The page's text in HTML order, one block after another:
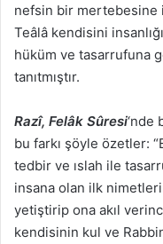
nefsin bir mertebesine
Teâlâ kendisini
hüküm ve tasarrufuna
tanıtmıştır.
Razî, Felâk Sûresi‘nde
bu farkı şöyle özetler:
tedbir ve ıslah ile
insana olan ilk
yetiştirip ona akıl
kendisinin kul ve